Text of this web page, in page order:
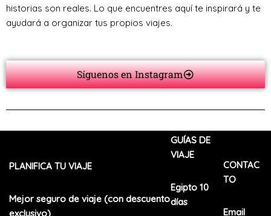
historias son reales. Lo que encuentres aquí te inspirará y te
ayudará a organizar tus propios viajes.
Síguenos en Instagram
PLANIFICA TU VIAJE
Mejor seguro de viaje (con descuento
exclusivo)
GUÍAS DE
VIAJE
Egipto 10
días
CONTAC
TO
Email